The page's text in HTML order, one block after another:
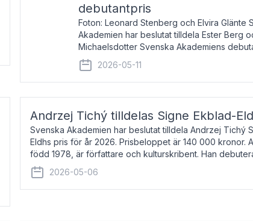
debutantpris
Foton: Leonard Stenberg och Elvira Glänte
Akademien har beslutat tilldela Ester Berg
Michaelsdotter Svenska Akademiens
2026. Priset är nyinstiftat och syftar till att
intressanta och löftesrik
2026-05-11
Andrzej Tichý tilldelas Signe Ekblad-
Svenska Akademien har beslutat tilldela Andrzej Tichý
Eldhs pris för år 2026. Prisbeloppet är 140 000 kronor.
född 1978, är författare och kulturskribent. Han
den lovordade romanen Sex liter l
2026-05-06